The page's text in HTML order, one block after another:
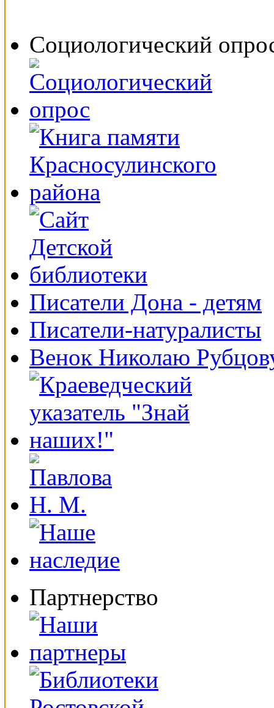
Социологический
Писатели Дона - детям
Писатели-натуралисты
Венок Николаю
Партнерство